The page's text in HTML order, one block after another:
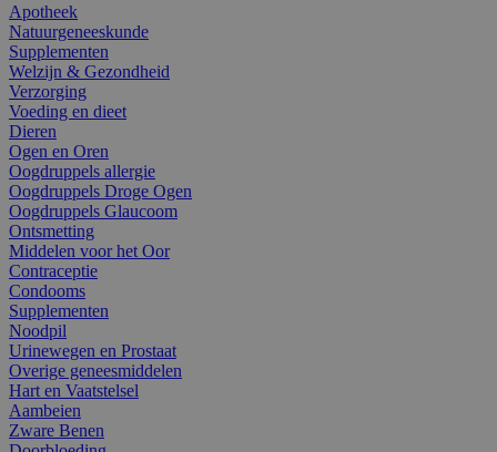
Apotheek
Natuurgeneeskunde
Supplementen
Welzijn & Gezondheid
Verzorging
Voeding en dieet
Dieren
Ogen en Oren
Oogdruppels allergie
Oogdruppels Droge Ogen
Oogdruppels Glaucoom
Ontsmetting
Middelen voor het Oor
Contraceptie
Condooms
Supplementen
Noodpil
Urinewegen en Prostaat
Overige geneesmiddelen
Hart en Vaatstelsel
Aambeien
Zware Benen